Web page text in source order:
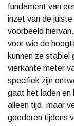
fundament van
inzet van de
voorbeeld
voor wie de
kunnen ze
vierkante meter
specifiek zijn
gaat het laden en
alleen tijd, maar
goederen tijdens